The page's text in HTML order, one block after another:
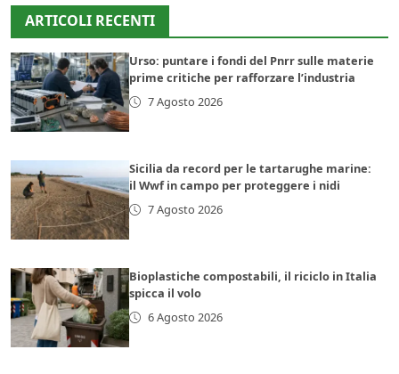
ARTICOLI RECENTI
Urso: puntare i fondi del Pnrr sulle materie
prime critiche per rafforzare l’industria
7 Agosto 2026
Sicilia da record per le tartarughe marine:
il Wwf in campo per proteggere i nidi
7 Agosto 2026
Bioplastiche compostabili, il riciclo in Italia
spicca il volo
6 Agosto 2026